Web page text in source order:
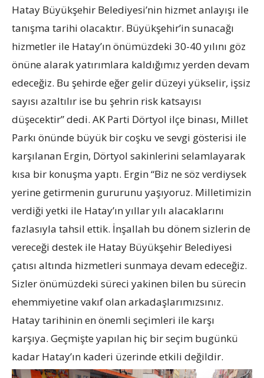
Hatay Büyükşehir Belediyesi’nin hizmet anlayışı ile
tanışma tarihi olacaktır. Büyükşehir’in sunacağı
hizmetler ile Hatay’ın önümüzdeki 30-40 yılını göz
önüne alarak yatırımlara kaldığımız yerden devam
edeceğiz. Bu şehirde eğer gelir düzeyi yükselir, işsiz
sayısı azaltılır ise bu şehrin risk katsayısı
düşecektir” dedi. AK Parti Dörtyol ilçe binası, Millet
Parkı önünde büyük bir coşku ve sevgi gösterisi ile
karşılanan Ergin, Dörtyol sakinlerini selamlayarak
kısa bir konuşma yaptı. Ergin “Biz ne söz verdiysek
yerine getirmenin gururunu yaşıyoruz. Milletimizin
verdiği yetki ile Hatay’ın yıllar yılı alacaklarını
fazlasıyla tahsil ettik. İnşallah bu dönem sizlerin de
vereceği destek ile Hatay Büyükşehir Belediyesi
çatısı altında hizmetleri sunmaya devam edeceğiz.
Sizler önümüzdeki süreci yakinen bilen bu sürecin
ehemmiyetine vakıf olan arkadaşlarımızsınız.
Hatay tarihinin en önemli seçimleri ile karşı
karşıya. Geçmişte yapılan hiç bir seçim bugünkü
kadar Hatay’ın kaderi üzerinde etkili değildir.